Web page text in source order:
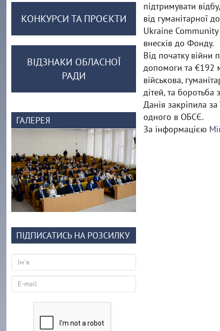
підтримувати
від гуманітарної
Ukraine Community
внесків до Фонду.
Від початку війни
допомоги та €192
військова,
дітей, та боротьба
Данія закріпила за
одного в ОБСЄ.
За інформацією
КОНКУРСИ ТА ПРОЄКТИ
ВІДЗНАКИ ОБЛАСНОЇ
РАДИ
ГАЛЕРЕЯ
ПІДПИСАТИСЬ НА РОЗСИЛКУ